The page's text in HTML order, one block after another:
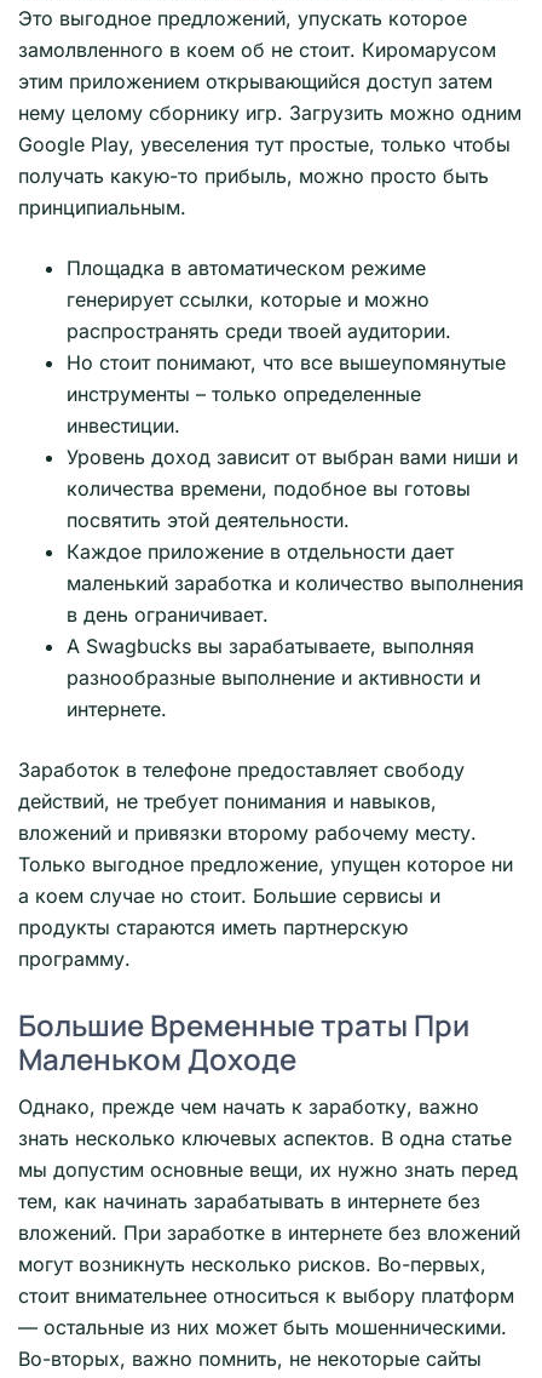
Это выгодное предложений, упускать которое
замолвленного в коем об не стоит. Киромарусом
этим приложением открывающийся доступ затем
нему целому сборнику игр. Загрузить можно одним
Google Play, увеселения тут простые, только чтобы
получать какую-то прибыль, можно просто быть
принципиальным.
Площадка в автоматическом режиме
генерирует ссылки, которые и можно
распространять среди твоей аудитории.
Но стоит понимают, что все вышеупомянутые
инструменты – только определенные
инвестиции.
Уровень доход зависит от выбран вами ниши и
количества времени, подобное вы готовы
посвятить этой деятельности.
Каждое приложение в отдельности дает
маленький заработка и количество выполнения
в день ограничивает.
А Swagbucks вы зарабатываете, выполняя
разнообразные выполнение и активности и
интернете.
Заработок в телефоне предоставляет свободу
действий, не требует понимания и навыков,
вложений и привязки второму рабочему месту.
Только выгодное предложение, упущен которое ни
а коем случае но стоит. Большие сервисы и
продукты стараются иметь партнерскую
программу.
Большие Временные траты При
Маленьком Доходе
Однако, прежде чем начать к заработку, важно
знать несколько ключевых аспектов. В одна статье
мы допустим основные вещи, их нужно знать перед
тем, как начинать зарабатывать в интернете без
вложений. При заработке в интернете без вложений
могут возникнуть несколько рисков. Во-первых,
стоит внимательнее относиться к выбору платформ
— остальные из них может быть мошенническими.
Во-вторых, важно помнить, не некоторые сайты